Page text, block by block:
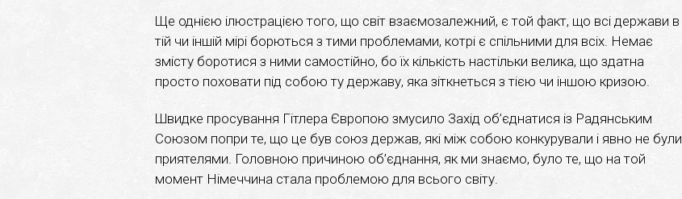
Ще однією ілюстрацією того, що світ взаємозалежний, є той факт, що всі держави в
тій чи іншій мірі борються з тими проблемами, котрі є спільними для всіх. Немає
змісту боротися з ними самостійно, бо їх кількість настільки велика, що здатна
просто поховати під собою ту державу, яка зіткнеться з тією чи іншою кризою.
Швидке просування Гітлера Європою змусило Захід об’єднатися із Радянським
Союзом попри те, що це був союз держав, які між собою конкурували і явно не були
приятелями. Головною причиною об’єднання, як ми знаємо, було те, що на той
момент Німеччина стала проблемою для всього світу.